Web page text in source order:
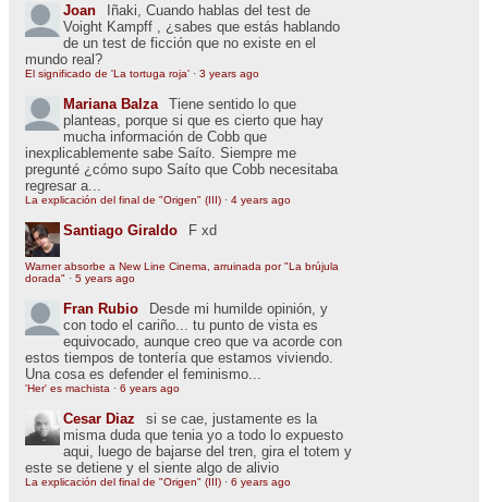
Joan
Iñaki, Cuando hablas del test de
Voight Kampff , ¿sabes que estás hablando
de un test de ficción que no existe en el
mundo real?
El significado de 'La tortuga roja' · 3 years ago
Mariana Balza
Tiene sentido lo que
planteas, porque si que es cierto que hay
mucha información de Cobb que
inexplicablemente sabe Saíto. Siempre me
pregunté ¿cómo supo Saíto que Cobb necesitaba
regresar a...
La explicación del final de "Origen" (III) · 4 years ago
Santiago Giraldo F xd
Warner absorbe a New Line Cinema, arruinada por "La brújula
dorada" · 5 years ago
Fran Rubio
Desde mi humilde opinión, y
con todo el cariño... tu punto de vista es
equivocado, aunque creo que va acorde con
estos tiempos de tontería que estamos viviendo.
Una cosa es defender el feminismo...
'Her' es machista · 6 years ago
Cesar Diaz
si se cae, justamente es la
misma duda que tenia yo a todo lo expuesto
aqui, luego de bajarse del tren, gira el totem y
este se detiene y el siente algo de alivio
La explicación del final de "Origen" (III) · 6 years ago